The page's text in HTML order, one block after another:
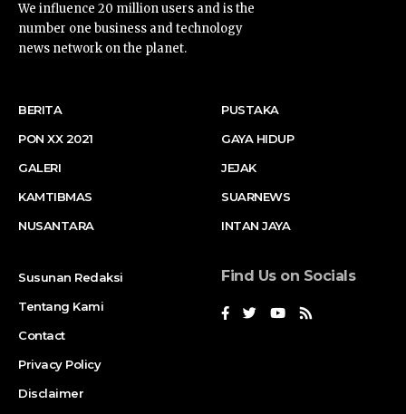
We influence 20 million users and is the
number one business and technology
news network on the planet.
BERITA
PON XX 2021
GALERI
KAMTIBMAS
NUSANTARA
PUSTAKA
GAYA HIDUP
JEJAK
SUARNEWS
INTAN JAYA
Susunan Redaksi
Tentang Kami
Contact
Privacy Policy
Disclaimer
Find Us on Socials